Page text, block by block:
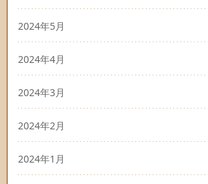
2024年5月
2024年4月
2024年3月
2024年2月
2024年1月